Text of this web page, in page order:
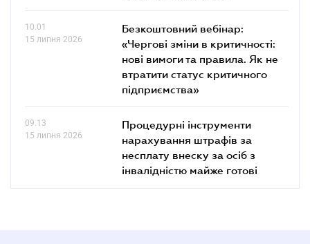
10.01
15 липня 2026
Безкоштовний вебінар:
«Чергові зміни в критичності:
нові вимоги та правила. Як не
втратити статус критичного
підприємства»
09.13
15 липня 2026
Процедурні інструменти
нарахування штрафів за
несплату внеску за осіб з
інвалідністю майже готові